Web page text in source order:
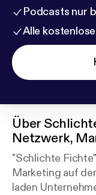
Podcasts nur
Alle
Über
Netzwerk,
"Schlichte
Marketing auf
laden